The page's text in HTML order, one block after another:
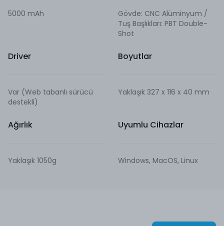
5000 mAh
Gövde: CNC Alüminyum /
Tuş Başlıkları: PBT Double-
Shot
Driver
Var (Web tabanlı sürücü
destekli)
Boyutlar
Yaklaşık 327 x 116 x 40 mm
Ağırlık
Yaklaşık 1050g
Uyumlu Cihazlar
Windows, MacOS, Linux